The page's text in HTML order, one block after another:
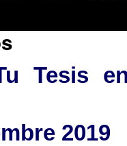
Tesis
2019